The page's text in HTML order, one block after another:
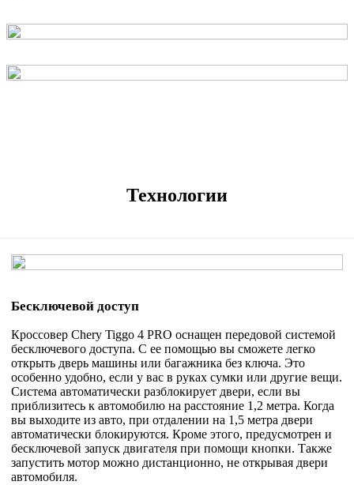
Технологии
Бесключевой доступ
Кроссовер Chery Tiggo 4 PRO оснащен передовой системой
бесключевого доступа. С ее помощью вы сможете легко
открыть дверь машины или багажника без ключа. Это
особенно удобно, если у вас в руках сумки или другие вещи.
Система автоматически разблокирует двери, если вы
приблизитесь к автомобилю на расстояние 1,2 метра. Когда
вы выходите из авто, при отдалении на 1,5 метра двери
автоматически блокируются. Кроме этого, предусмотрен и
бесключевой запуск двигателя при помощи кнопки. Также
запустить мотор можно дистанционно, не открывая двери
автомобиля.